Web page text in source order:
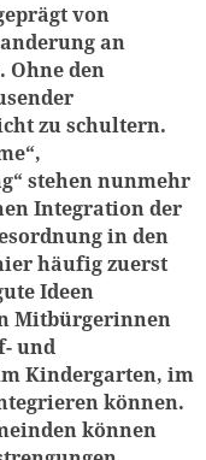
von
an
Ohne den
zu schultern.
stehen nunmehr
Integration der
in den
häufig zuerst
Ideen
Mitbürgerinnen
und
Kindergarten, im
können.
können